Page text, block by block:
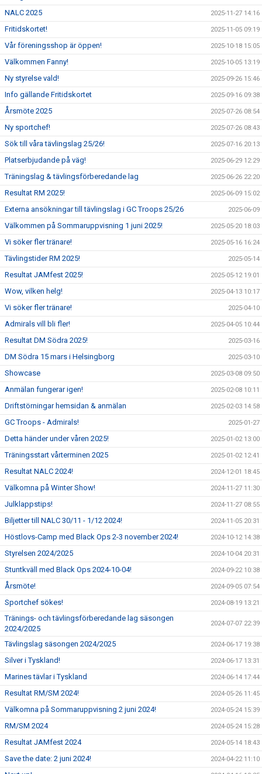
NALC 2025 2025-11-27 14:16
Fritidskortet! 2025-11-05 09:19
Vår föreningsshop är öppen! 2025-10-18 15:05
Välkommen Fanny! 2025-10-05 13:19
Ny styrelse vald! 2025-09-26 15:46
Info gällande Fritidskortet 2025-09-16 09:38
Årsmöte 2025 2025-07-26 08:54
Ny sportchef! 2025-07-26 08:43
Sök till våra tävlingslag 25/26! 2025-07-16 20:13
Platserbjudande på väg! 2025-06-29 12:29
Träningslag & tävlingsförberedande lag 2025-06-26 22:20
Resultat RM 2025! 2025-06-09 15:02
Externa ansökningar till tävlingslag i GC Troops 25/26 2025-06-09
Välkommen på Sommaruppvisning 1 juni 2025! 2025-05-20 18:03
Vi söker fler tränare! 2025-05-16 16:24
Tävlingstider RM 2025! 2025-05-14
Resultat JAMfest 2025! 2025-05-12 19:01
Wow, vilken helg! 2025-04-13 10:17
Vi söker fler tränare! 2025-04-10
Admirals vill bli fler! 2025-04-05 10:44
Resultat DM Södra 2025! 2025-03-16
DM Södra 15 mars i Helsingborg 2025-03-10
Showcase 2025-03-08 09:50
Anmälan fungerar igen! 2025-02-08 10:11
Driftstörningar hemsidan & anmälan 2025-02-03 14:58
GC Troops - Admirals! 2025-01-27
Detta händer under våren 2025! 2025-01-02 13:00
Träningsstart vårterminen 2025 2025-01-02 12:41
Resultat NALC 2024! 2024-12-01 18:45
Välkomna på Winter Show! 2024-11-27 11:30
Julklappstips! 2024-11-27 08:55
Biljetter till NALC 30/11 - 1/12 2024! 2024-11-05 20:31
Höstlovs-Camp med Black Ops 2-3 november 2024! 2024-10-12 14:38
Styrelsen 2024/2025 2024-10-04 20:31
Stuntkväll med Black Ops 2024-10-04! 2024-09-22 10:38
Årsmöte! 2024-09-05 07:54
Sportchef sökes! 2024-08-19 13:21
Tränings- och tävlingsförberedande lag säsongen
2024/2025
2024-07-07 22:39
Tävlingslag säsongen 2024/2025 2024-06-17 19:38
Silver i Tyskland! 2024-06-17 13:31
Marines tävlar i Tyskland 2024-06-14 17:44
Resultat RM/SM 2024! 2024-05-26 11:45
Välkomna på Sommaruppvisning 2 juni 2024! 2024-05-24 15:39
RM/SM 2024 2024-05-24 15:28
Resultat JAMfest 2024 2024-05-14 18:43
Save the date: 2 juni 2024! 2024-04-22 11:10